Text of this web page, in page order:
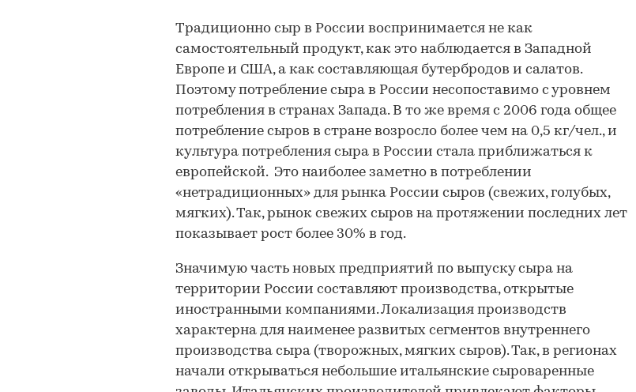
Традиционно сыр в России воспринимается не как
самостоятельный продукт, как это наблюдается в Западной
Европе и США, а как составляющая бутербродов и салатов.
Поэтому потребление сыра в России несопоставимо с уровнем
потребления в странах Запада. В то же время с 2006 года общее
потребление сыров в стране возросло более чем на 0,5 кг/чел., и
культура потребления сыра в России стала приближаться к
европейской. Это наиболее заметно в потреблении
«нетрадиционных» для рынка России сыров (свежих, голубых,
мягких). Так, рынок свежих сыров на протяжении последних лет
показывает рост более 30% в год.
Значимую часть новых предприятий по выпуску сыра на
территории России составляют производства, открытые
иностранными компаниями. Локализация производств
характерна для наименее развитых сегментов внутреннего
производства сыра (творожных, мягких сыров). Так, в регионах
начали открываться небольшие итальянские сыроваренные